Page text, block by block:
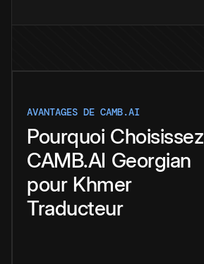
AVANTAGES DE CAMB.AI
Pourquoi Choisissez
CAMB.AI Georgian
pour Khmer
Traducteur